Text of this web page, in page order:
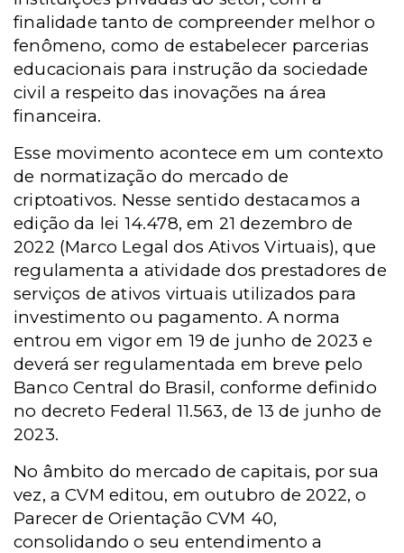
finalidade tanto de compreender melhor o
fenômeno, como de estabelecer parcerias
educacionais para instrução da sociedade
civil a respeito das inovações na área
financeira.
Esse movimento acontece em um contexto
de normatização do mercado de
criptoativos. Nesse sentido destacamos a
edição da lei 14.478, em 21 dezembro de
2022 (Marco Legal dos Ativos Virtuais), que
regulamenta a atividade dos prestadores de
serviços de ativos virtuais utilizados para
investimento ou pagamento. A norma
entrou em vigor em 19 de junho de 2023 e
deverá ser regulamentada em breve pelo
Banco Central do Brasil, conforme definido
no decreto Federal 11.563, de 13 de junho de
2023.
No âmbito do mercado de capitais, por sua
vez, a CVM editou, em outubro de 2022, o
Parecer de Orientação CVM 40,
consolidando o seu entendimento a